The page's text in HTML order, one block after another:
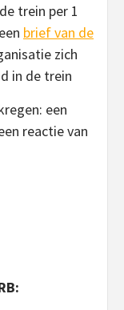
trein per 1
brief van de
zich
in de trein
een
reactie van